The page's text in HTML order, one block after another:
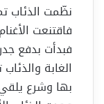
نظّمت الذئاب
فاقتنعت
فبدأت بدفع
الغابة
بها وشرع